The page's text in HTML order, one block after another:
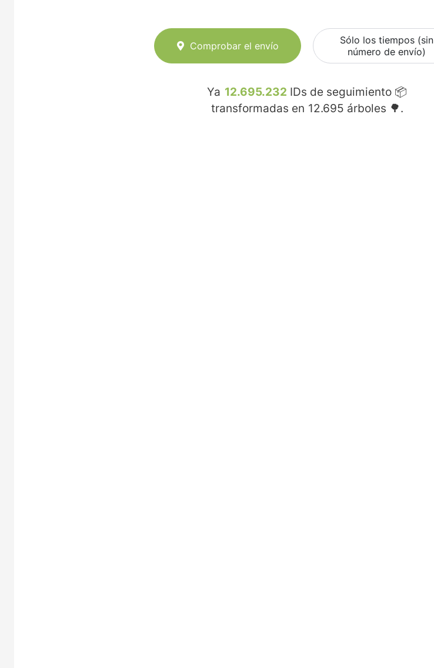
Comprobar el envío
Sólo los tiempos (sin
número de envío)
Ya 12.695.232 IDs de seguimiento 📦
transformadas en 12.695 árboles 🌳.